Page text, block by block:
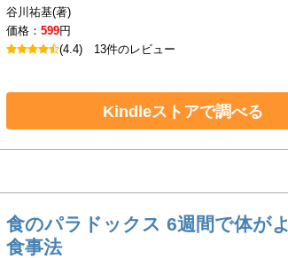
谷川祐基(著)
価格：599円
(4.4) 13件のレビュー
Kindleストアで調べる
食のパラドックス 6週間で体が
食事法